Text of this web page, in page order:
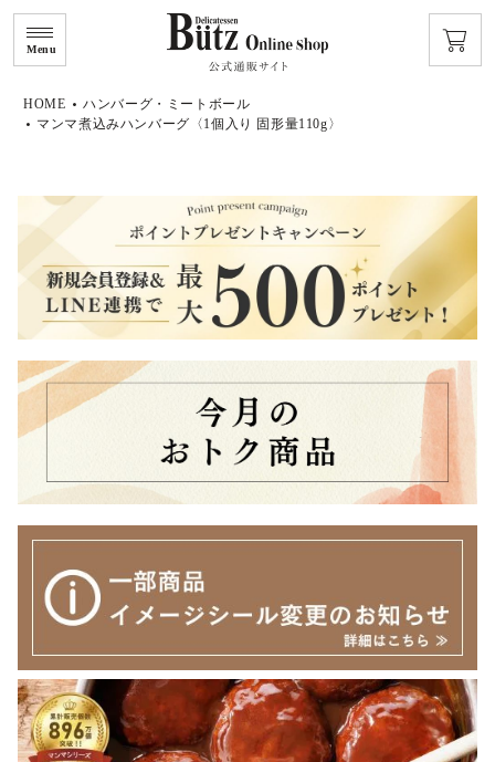
Menu
HOME
ハンバーグ・ミートボール
マンマ煮込みハンバーグ〈1個入り 固形量110g〉